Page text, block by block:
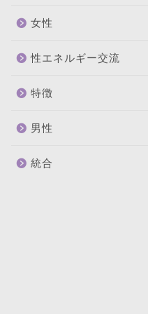
女性
性エネルギー交流
特徴
男性
統合